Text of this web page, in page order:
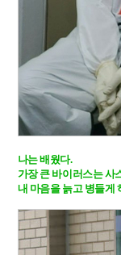
나는 배웠다.
가장 큰 바이러스는 사
내 마음을 늙고 병들게